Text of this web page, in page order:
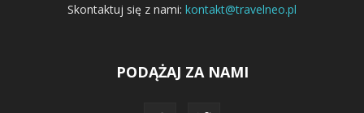
Skontaktuj się z nami: kontakt@travelneo.pl
PODĄŻAJ ZA NAMI